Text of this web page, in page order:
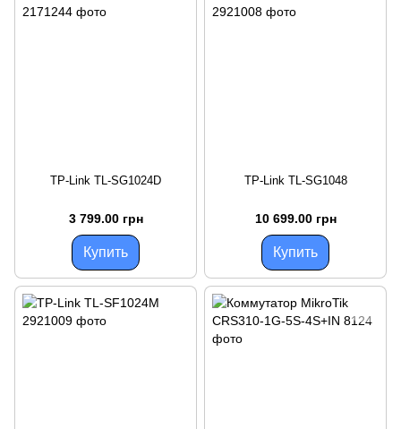
TP-Link TL-SG1024D
3 799.00 грн
Купить
TP-Link TL-SG1048
10 699.00 грн
Купить